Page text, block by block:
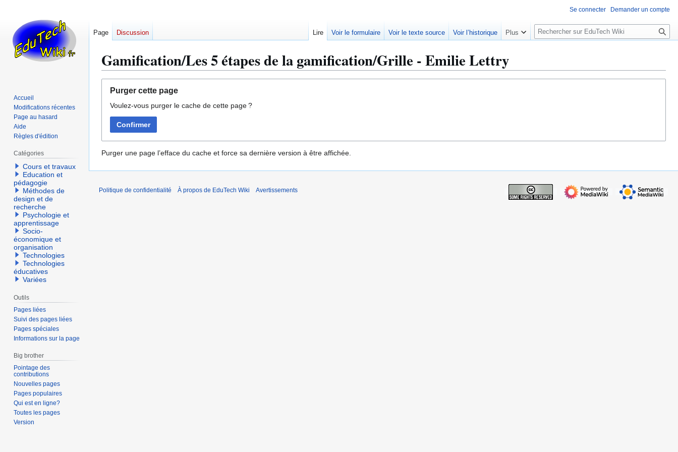
Gamification/Les 5 étapes de la gamification/Grille - Emilie Lettry
navigation
recherche
Purger cette page
Voulez-vous purger le cache de cette page ?
Confirmer
Purger une page l’efface du cache et force sa dernière version à être affichée.
Se connecter Demander un compte
Page Discussion Lire Voir le formulaire Voir le texte source Voir l’historique Plus
R
e
e
Accueil
Modifications récentes
Page au hasard
Aide
Règles d'édition
Catégories
Cours et travaux
Education et
pédagogie
Méthodes de
design et de
recherche
Psychologie et
apprentissage
Socio-
économique et
organisation
Technologies
Technologies
éducatives
Variées
Outils
Pages liées
Suivi des pages liées
Pages spéciales
Informations sur la page
Big brother
Pointage des
contributions
Nouvelles pages
Pages populaires
Qui est en ligne?
Toutes les pages
Version
Politique de confidentialité À propos de EduTech Wiki Avertissements